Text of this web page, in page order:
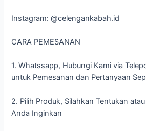
Instagram: @celengankabah.id
CARA PEMESANAN
1. Whatssapp, Hubungi Kami via
untuk Pemesanan dan Pertanyaan
2. Pilih Produk, Silahkan Tentukan
Anda Inginkan